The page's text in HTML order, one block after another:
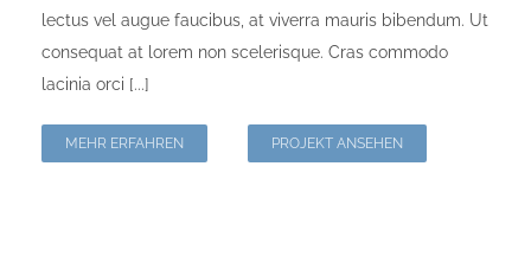
lectus vel augue faucibus, at viverra mauris bibendum. Ut
consequat at lorem non scelerisque. Cras commodo
lacinia orci [...]
MEHR ERFAHREN PROJEKT ANSEHEN